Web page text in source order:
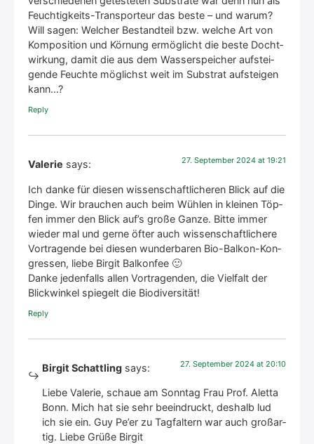
Feuch­tig­keits-Trans­por­teur das bes­te – und war­um?
Will sagen: Wel­cher Bestand­teil bzw. wel­che Art von
Kom­po­si­ti­on und Kör­nung ermög­licht die bes­te Docht­
wir­kung, damit die aus dem Was­ser­spei­cher auf­stei­
gen­de Feuch­te mög­lichst weit im Sub­strat auf­stei­gen
kann…?
Rep­ly
Valerie says: 27. Sep­tem­ber 2024 at 19:21
Ich dan­ke für die­sen wis­sen­schaft­li­che­ren Blick auf die
Din­ge. Wir brau­chen auch beim Wüh­len in klei­nen Töp­
fen immer den Blick auf’s gro­ße Gan­ze. Bit­te immer
wie­der mal und ger­ne öfter auch wis­sen­schaft­li­che­re
Vor­tra­gen­de bei die­sen wun­der­ba­ren Bio-Bal­kon-Kon­
gres­sen, lie­be Bir­git Bal­kon­fee 🙂
Dan­ke jeden­falls allen Vor­tra­gen­den, die Viel­falt der
Blick­win­kel spie­gelt die Bio­di­ver­si­tät!
Rep­ly
Birgit Schattling says: 27. Sep­tem­ber 2024 at 20:10
Lie­be Vale­rie, schaue am Sonn­tag Frau Prof. Alet­ta
Bonn. Mich hat sie sehr beein­druckt, des­halb lud
ich sie ein. Guy Pe’er zu Tag­fal­tern war auch groß­ar­
tig. Lie­be Grü­ße Bir­git